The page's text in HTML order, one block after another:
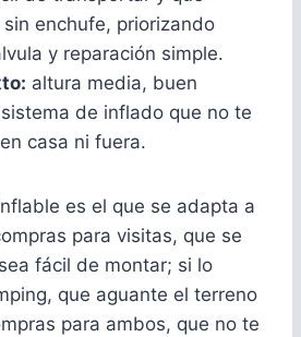
enchufe, priorizando
y reparación simple.
altura media, buen
de inflado que no te
casa ni fuera.
es el que se adapta a
para visitas, que se
fácil de montar; si lo
que aguante el terreno
para ambos, que no te